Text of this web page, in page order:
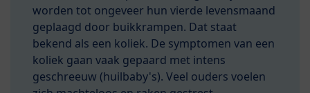
worden tot ongeveer hun vierde levensmaand
geplaagd door buikkrampen. Dat staat
bekend als een koliek. De symptomen van een
koliek gaan vaak gepaard met intens
geschreeuw (huilbaby's). Veel ouders voelen